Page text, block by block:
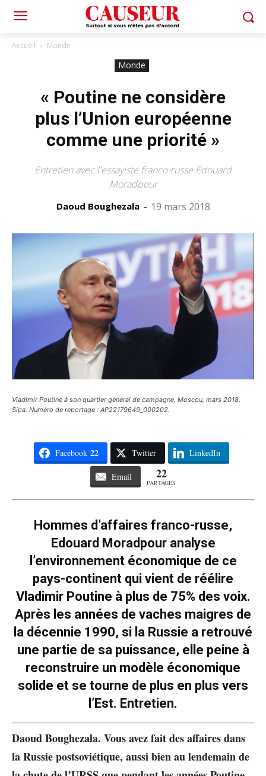
Accueil Monde
Monde
« Poutine ne considère
plus l’Union européenne
comme une priorité »
Entretien avec l'essayiste franco-russe Edouard
Moradpour
Daoud Boughezala - 19 mars 2018
Vladimir Poutine à son quartier général de campagne, Moscou, mars 2018.
Sipa. Numéro de reportage : AP22179649_000202.
Facebook 22 Twitter LinkedIn
Email 22
PARTAGES
Hommes d’affaires franco-russe,
Edouard Moradpour analyse
l’environnement économique de ce
pays-continent qui vient de réélire
Vladimir Poutine à plus de 75% des voix.
Après les années de vaches maigres de
la décennie 1990, si la Russie a retrouvé
une partie de sa puissance, elle peine à
reconstruire un modèle économique
solide et se tourne de plus en plus vers
l’Est. Entretien.
Daoud Boughezala. Vous avez fait des affaires dans
la Russie postsoviétique, aussi bien au lendemain de